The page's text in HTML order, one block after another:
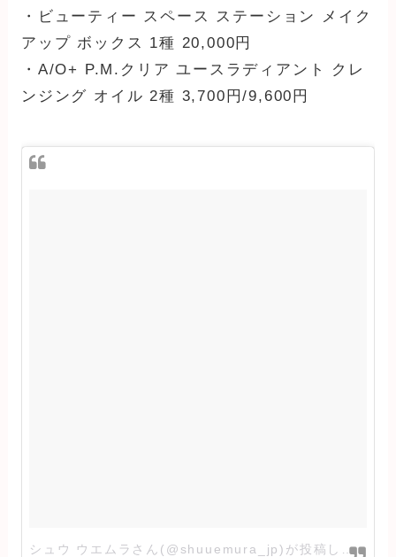
・ビューティー スペース ステーション メイク
アップ ボックス 1種 20,000円
・A/O+ P.M.クリア ユースラディアント クレ
ンジング オイル 2種 3,700円/9,600円
シュウ ウエムラさん(@shuuemura_jp)が投稿した写真